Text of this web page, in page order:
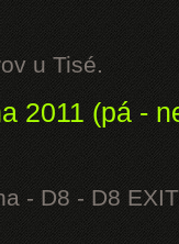
u Tisé.
2011 (pá -
- D8 - D8